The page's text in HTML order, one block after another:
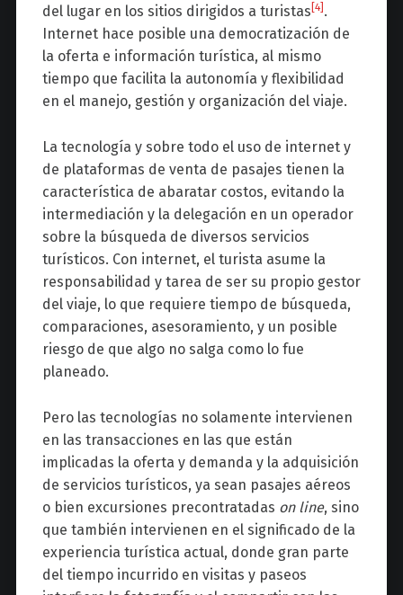
del lugar en los sitios dirigidos a turistas [4] .
Internet hace posible una democratización de
la oferta e información turística, al mismo
tiempo que facilita la autonomía y flexibilidad
en el manejo, gestión y organización del viaje.
La tecnología y sobre todo el uso de internet y
de plataformas de venta de pasajes tienen la
característica de abaratar costos, evitando la
intermediación y la delegación en un operador
sobre la búsqueda de diversos servicios
turísticos. Con internet, el turista asume la
responsabilidad y tarea de ser su propio gestor
del viaje, lo que requiere tiempo de búsqueda,
comparaciones, asesoramiento, y un posible
riesgo de que algo no salga como lo fue
planeado.
Pero las tecnologías no solamente intervienen
en las transacciones en las que están
implicadas la oferta y demanda y la adquisición
de servicios turísticos, ya sean pasajes aéreos
o bien excursiones precontratadas on line, sino
que también intervienen en el significado de la
experiencia turística actual, donde gran parte
del tiempo incurrido en visitas y paseos